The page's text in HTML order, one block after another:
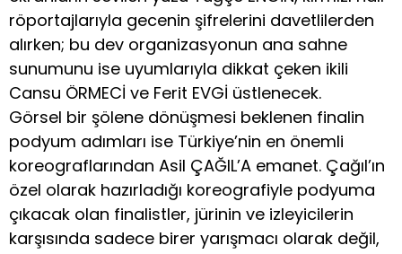
röportajlarıyla gecenin şifrelerini davetlilerden
alırken; bu dev organizasyonun ana sahne
sunumunu ise uyumlarıyla dikkat çeken ikili
Cansu ÖRMECİ ve Ferit EVGİ üstlenecek.
Görsel bir şölene dönüşmesi beklenen finalin
podyum adımları ise Türkiye’nin en önemli
koreograflarından Asil ÇAĞIL’A emanet. Çağıl’ın
özel olarak hazırladığı koreografiyle podyuma
çıkacak olan finalistler, jürinin ve izleyicilerin
karşısında sadece birer yarışmacı olarak değil,